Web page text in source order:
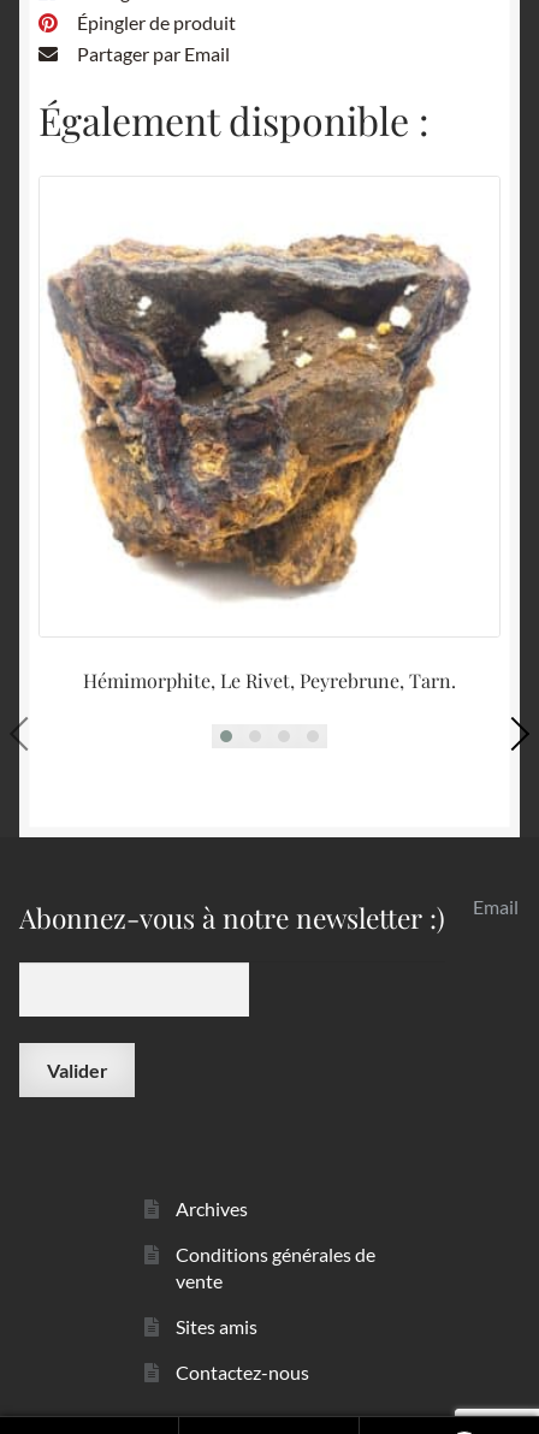
Épingler de produit
Partager par Email
Également disponible :
Hémimorphite, Le Rivet, Peyrebrune, Tarn.
Abonnez-vous à notre newsletter :) Email
Archives
Conditions générales de
vente
Sites amis
Contactez-nous